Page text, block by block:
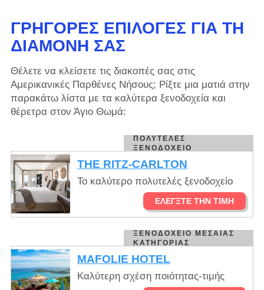
ΓΡΉΓΟΡΕΣ ΕΠΙΛΟΓΈΣ ΓΙΑ ΤΗ
ΔΙΑΜΟΝΉ ΣΑΣ
Θέλετε να κλείσετε τις διακοπές σας στις
Αμερικανικές Παρθένες Νήσους; Ρίξτε μια ματιά στην
παρακάτω λίστα με τα καλύτερα ξενοδοχεία και
θέρετρα στον Άγιο Θωμά:
ΠΟΛΥΤΕΛΈΣ
ΞΕΝΟΔΟΧΕΊΟ
THE RITZ-CARLTON
Το καλύτερο πολυτελές ξενοδοχείο
ΕΛΈΓΞΤΕ ΤΗΝ ΤΙΜΉ
ΞΕΝΟΔΟΧΕΊΟ ΜΕΣΑΊΑΣ
ΚΑΤΗΓΟΡΊΑΣ
MAFOLIE HOTEL
Καλύτερη σχέση ποιότητας-τιμής